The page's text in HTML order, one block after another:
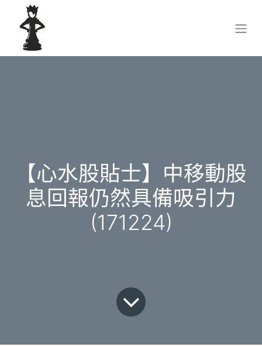
【心水股貼士】中移動股
息回報仍然具備吸引力
(171224)